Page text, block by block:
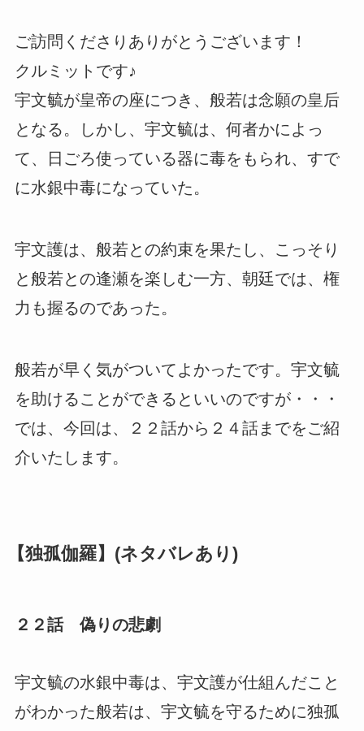
ご訪問くださりありがとうございます！
クルミットです♪
宇文毓が皇帝の座につき、般若は念願の皇后
となる。しかし、宇文毓は、何者かによっ
て、日ごろ使っている器に毒をもられ、すで
に水銀中毒になっていた。
宇文護は、般若との約束を果たし、こっそり
と般若との逢瀬を楽しむ一方、朝廷では、権
力も握るのであった。
般若が早く気がついてよかったです。宇文毓
を助けることができるといいのですが・・・
では、今回は、２２話から２４話までをご紹
介いたします。
【独孤伽羅】(ネタバレあり)
２２話 偽りの悲劇
宇文毓の水銀中毒は、宇文護が仕組んだこと
がわかった般若は、宇文毓を守るために独孤